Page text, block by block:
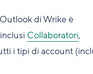
di Wrike è
Collaboratori,
i tipi di account